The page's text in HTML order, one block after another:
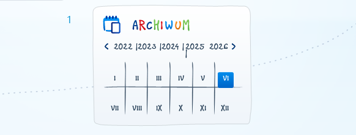
1
2021| 2022|2023 |2024 |2025
|
2026
I II III IV V VI
VII VIII IX X XI XII